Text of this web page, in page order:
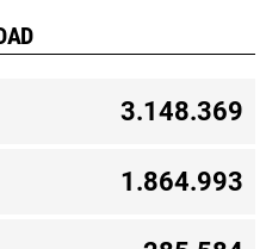
3.148.369
1.864.993